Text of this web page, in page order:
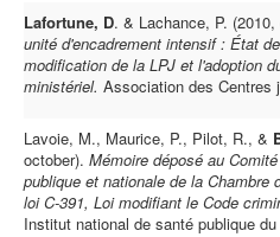
Lafortune, D. & Lachance, P.
unité d'encadrement intensif : État
modification de la LPJ et l'adoption
ministériel. Association des Centres
Lavoie, M., Maurice, P., Pilot, R., &
october). Mémoire déposé au
publique et nationale de la
loi C-391, Loi modifiant le Code
Institut national de santé publique